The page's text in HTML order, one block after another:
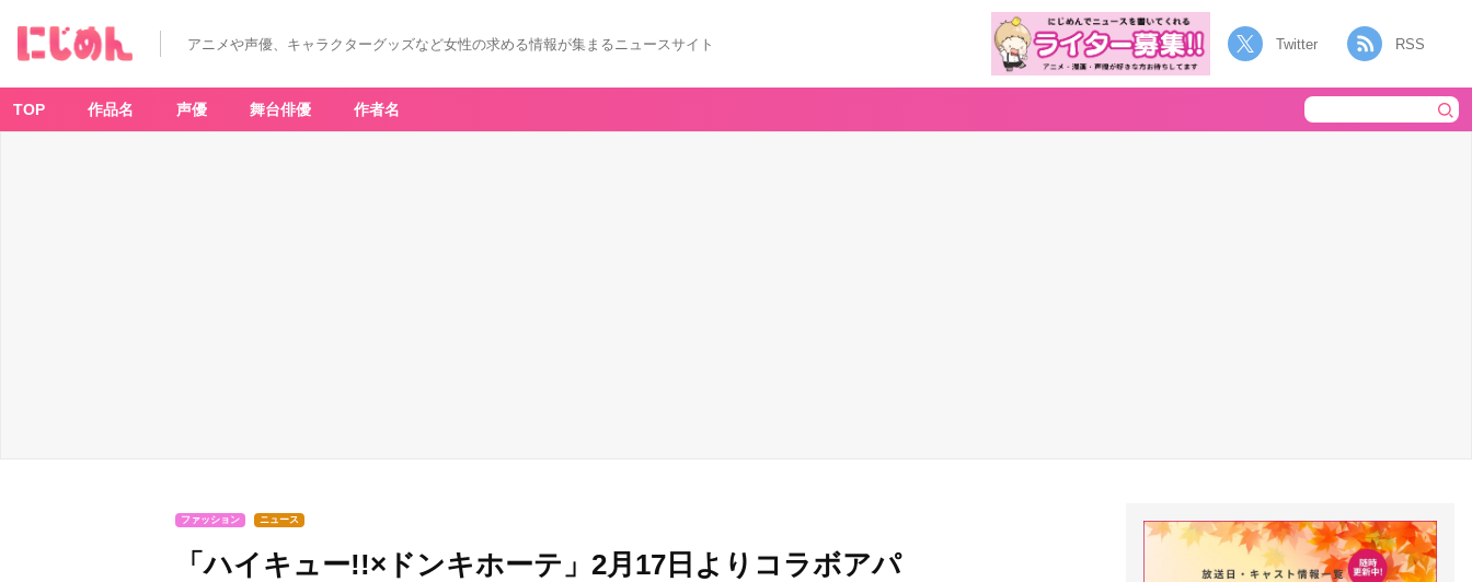
アニメや声優、キャラクターグッズなど女性の求める情報が集まるニュースサイト Twitter RSS
TOP 作品名 声優 舞台俳優 作者名
ファッション ニュース
「ハイキュー!!×ドンキホーテ」2月17日よりコラボアパ